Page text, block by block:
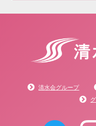
清水会グループ